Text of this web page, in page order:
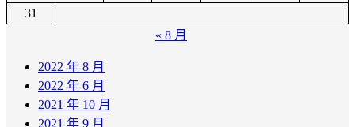
31
« 8 月
2022 年 8 月
2022 年 6 月
2021 年 10 月
2021 年 9 月